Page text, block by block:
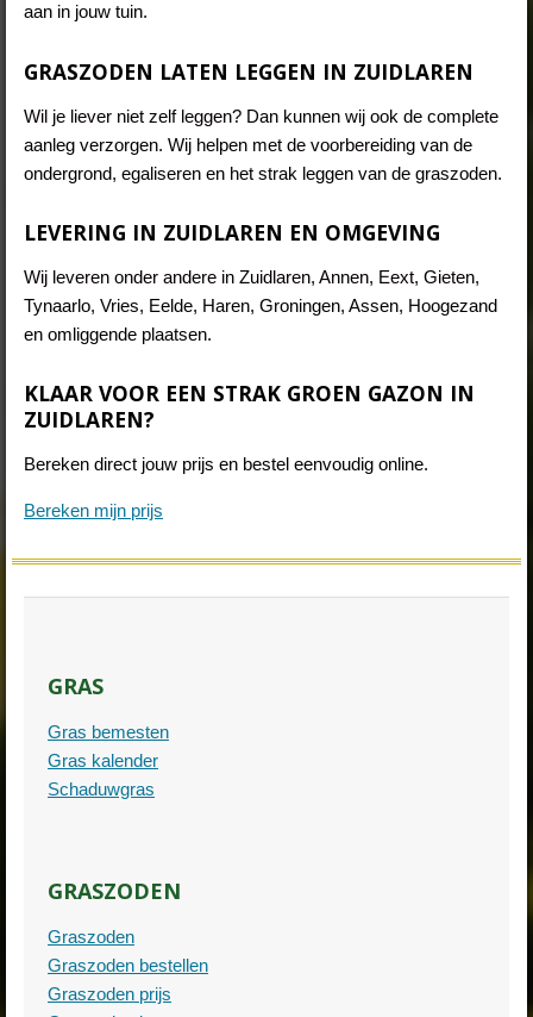
aan in jouw tuin.
GRASZODEN LATEN LEGGEN IN ZUIDLAREN
Wil je liever niet zelf leggen? Dan kunnen wij ook de complete
aanleg verzorgen. Wij helpen met de voorbereiding van de
ondergrond, egaliseren en het strak leggen van de graszoden.
LEVERING IN ZUIDLAREN EN OMGEVING
Wij leveren onder andere in Zuidlaren, Annen, Eext, Gieten,
Tynaarlo, Vries, Eelde, Haren, Groningen, Assen, Hoogezand
en omliggende plaatsen.
KLAAR VOOR EEN STRAK GROEN GAZON IN
ZUIDLAREN?
Bereken direct jouw prijs en bestel eenvoudig online.
Bereken mijn prijs
GRAS
Gras bemesten
Gras kalender
Schaduwgras
GRASZODEN
Graszoden
Graszoden bestellen
Graszoden prijs